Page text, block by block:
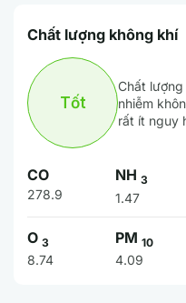
Chất lượng không khí
Tốt
Chất
nhiễm
rất ít nguy
CO
278.9
NH 3
1.47
O 3
8.74
PM 10
4.09